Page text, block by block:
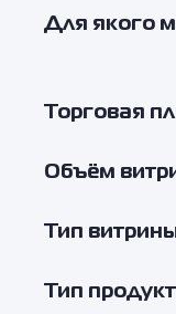
Для якого
Торговая
Объём
Тип
Тип